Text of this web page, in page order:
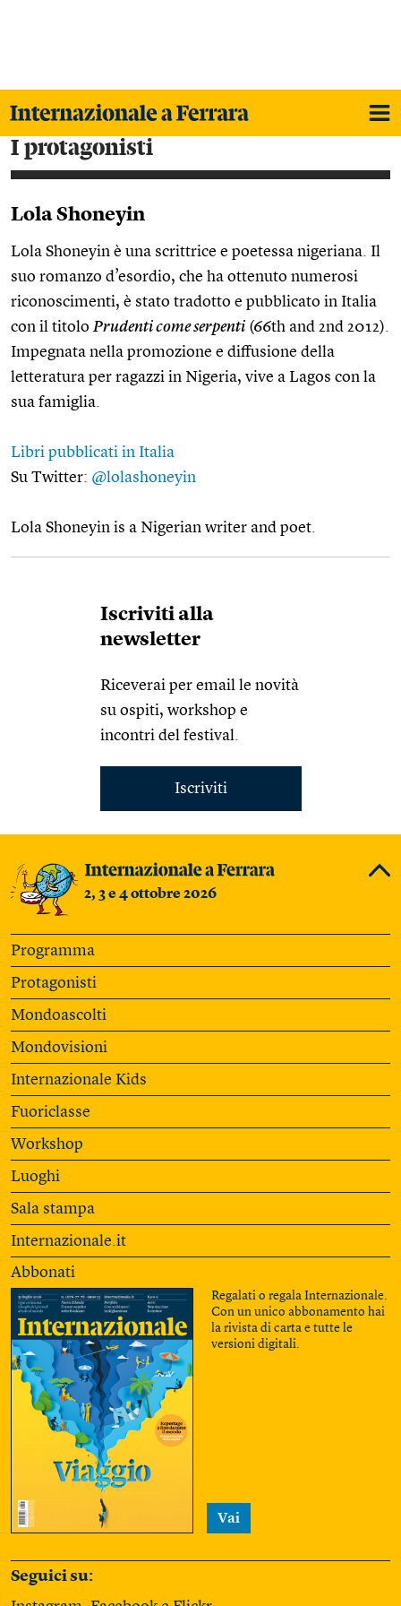
i protagonisti
Lola Shoneyin
Lola Shoneyin è una scrittrice e poetessa nigeriana. Il
suo romanzo d’esordio, che ha ottenuto numerosi
riconoscimenti, è stato tradotto e pubblicato in Italia
con il titolo Prudenti come serpenti (66th and 2nd 2012).
Impegnata nella promozione e diffusione della
letteratura per ragazzi in Nigeria, vive a Lagos con la
sua famiglia.
Libri pubblicati in Italia
Su Twitter: @lolashoneyin
Lola Shoneyin is a Nigerian writer and poet.
Iscriviti alla
newsletter
Riceverai per email le novità
su ospiti, workshop e
incontri del festival.
Iscriviti
2, 3 e 4 ottobre 2026
Programma
Protagonisti
Mondoascolti
Mondovisioni
Internazionale Kids
Fuoriclasse
Workshop
Luoghi
Sala stampa
Internazionale.it
Abbonati
Regalati o regala Internazionale.
Con un unico abbonamento hai
la rivista di carta e tutte le
versioni digitali.
Vai
Seguici su: